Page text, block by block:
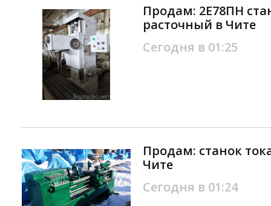
Продам: 2Е78ПН
расточный в Чите
Сегодня в 01:25
Продам: станок
Чите
Сегодня в 01:24